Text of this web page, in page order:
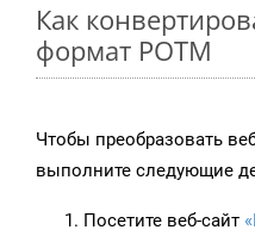
Как
формат POTM
Чтобы преобразовать
выполните следующие
Посетите веб-сайт